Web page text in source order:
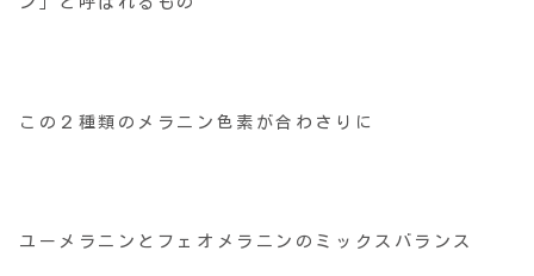
この２種類のメラニン色素が合わさりに
ユーメラニンとフェオメラニンのミックスバランス